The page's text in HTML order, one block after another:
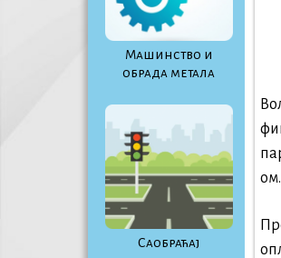
ом.
Maшинство и
обрада метала
Саобраћај